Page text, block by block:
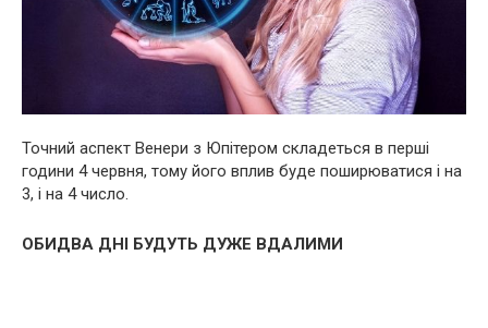
Точний аспект Венери з Юпітером складеться в перші
години 4 червня, тому його вплив буде поширюватися і на
3, і на 4 число.
ОБИДВА ДНІ БУДУТЬ ДУЖЕ ВДАЛИМИ